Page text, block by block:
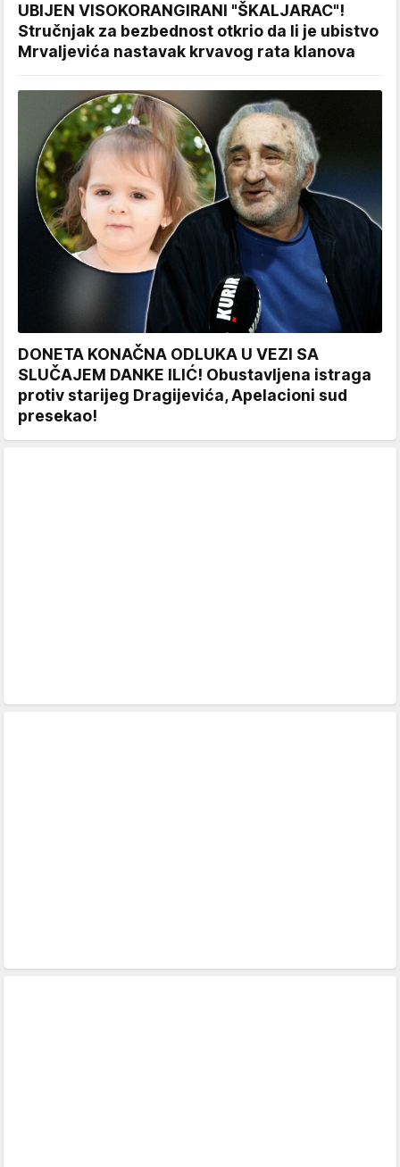
UBIJEN VISOKORANGIRANI "ŠKALJARAC"!
Stručnjak za bezbednost otkrio da li je ubistvo
Mrvaljevića nastavak krvavog rata klanova
DONETA KONAČNA ODLUKA U VEZI SA
SLUČAJEM DANKE ILIĆ! Obustavljena istraga
protiv starijeg Dragijevića, Apelacioni sud
presekao!